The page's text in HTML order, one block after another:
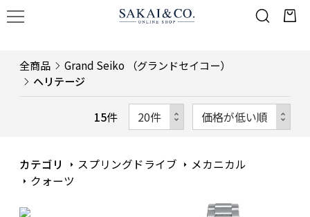
全商品
Grand Seiko （グランドセイコー）
ヘリテージ
15件
カテゴリ スプリングドライブ
メカニカル
クォーツ